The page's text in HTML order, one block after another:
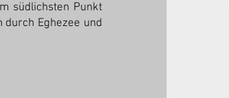
südlichsten Punkt
durch Eghezee und